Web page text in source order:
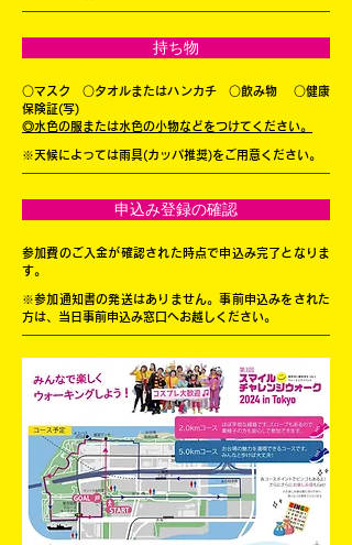
持ち物
○マスク ○タオルまたはハンカチ ○飲み物 ○健康
保険証(写)
◎水色の服または水色の小物などをつけてください。
※天候によっては雨具(カッパ推奨)をご用意ください。
申込み登録の確認
参加費のご入金が確認された時点で申込み完了となりま
す。
※参加通知書の発送はありません。事前申込みをされた
方は、当日事前申込み窓口へお越しください。